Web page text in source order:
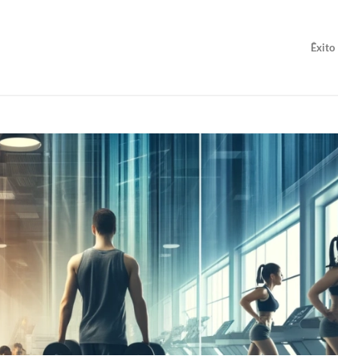
Êxito